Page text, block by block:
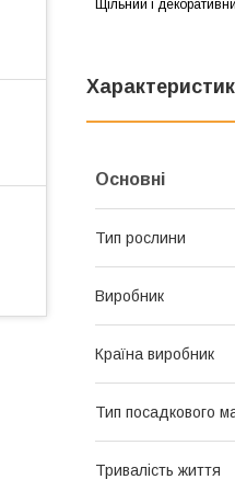
Щільний і
Основні
Тип рослини
Виробник
Країна виробник
Тип посадкового
Тривалість життя